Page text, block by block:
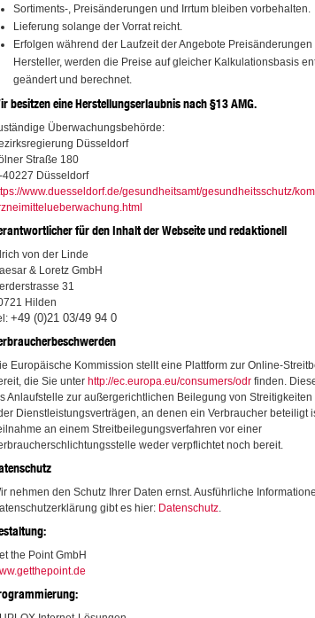
Sortiments-, Preisänderungen und Irrtum bleiben vorbehalten.
Lieferung solange der Vorrat reicht.
Erfolgen während der Laufzeit der Angebote Preisänderungen
Hersteller, werden die Preise auf gleicher Kalkulationsbasis
geändert und berechnet.
besitzen eine Herstellungserlaubnis nach §13 AMG.
Überwachungsbehörde:
Düsseldorf
Straße 180
40227 Düsseldorf
www.duesseldorf.de/gesundheitsamt/gesundheitsschutz/
für den Inhalt der Webseite und redaktionell
von der Linde
& Loretz GmbH
31
Hilden
+49 (0)21 03/49 94 0
Europäische Kommission stellt eine Plattform zur Online-
die Sie unter http://ec.europa.eu/consumers/odr finden.
Anlaufstelle zur außergerichtlichen Beilegung von
Dienstleistungsverträgen, an denen ein Verbraucher beteiligt
an einem Streitbeilegungsverfahren vor einer
weder verpflichtet noch bereit.
nehmen den Schutz Ihrer Daten ernst. Ausführliche
gibt es hier: Datenschutz.
the Point GmbH